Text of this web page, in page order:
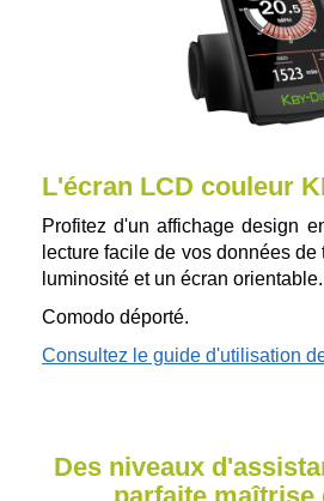
L'écran LCD couleur
Profitez d'un affichage design
lecture facile de vos données
luminosité et un écran orientable.
Comodo déporté.
Consultez le guide d'utilisation
Des niveaux